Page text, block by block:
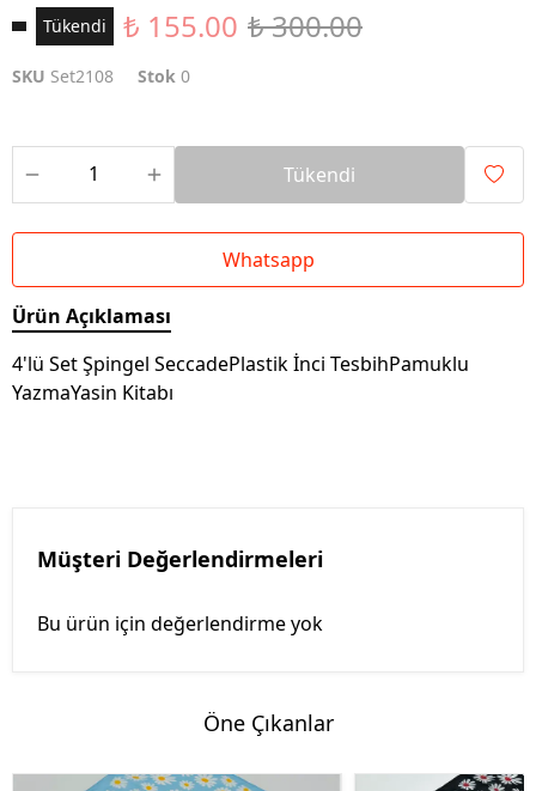
Tükendi ₺ 155.00 ₺ 300.00
SKU Set2108 Stok 0
Tükendi
Whatsapp
Ürün Açıklaması
4'lü Set Şpingel SeccadePlastik İnci TesbihPamuklu
YazmaYasin Kitabı
Müşteri Değerlendirmeleri
Bu ürün için değerlendirme yok
Öne Çıkanlar